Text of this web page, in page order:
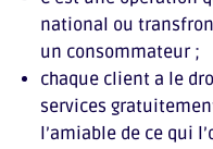
national ou
un consommateur ;
chaque client a le
services
l’amiable de ce qui